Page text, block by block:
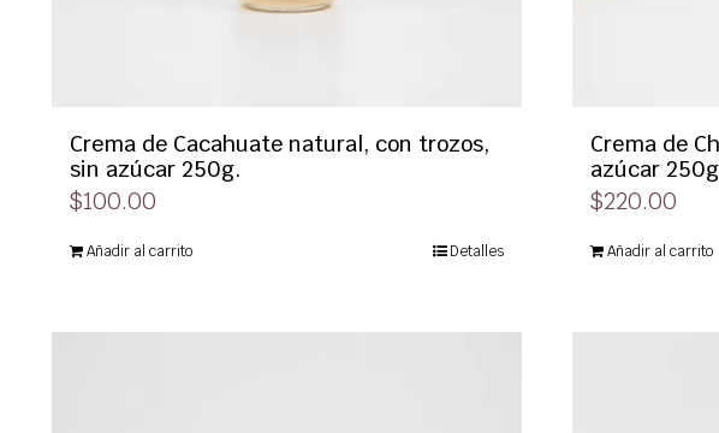
Crema de Cacahuate natural, con trozos,
sin azúcar 250g.
$100.00
Añadir al carrito Detalles
Crema de
azúcar
$220.00
Añadir al carrito